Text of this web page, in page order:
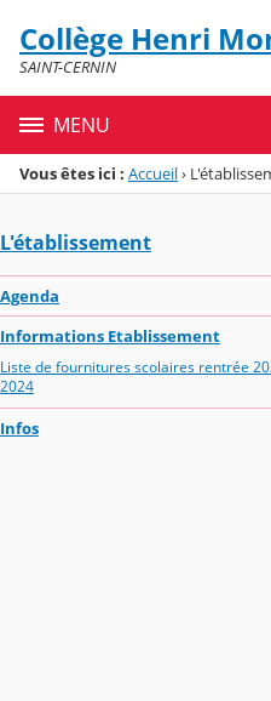
Menu de la rubrique
Contenu
Collège Henri
SAINT-CERNIN
MENU
Vous êtes ici : Accueil›
L'établissement
Agenda
Informations Etablissement
Liste de fournitures scolaires rentrée
2024
Infos